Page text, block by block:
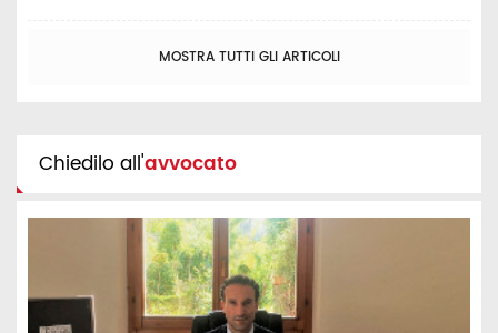
MOSTRA TUTTI GLI ARTICOLI
Chiedilo all'avvocato